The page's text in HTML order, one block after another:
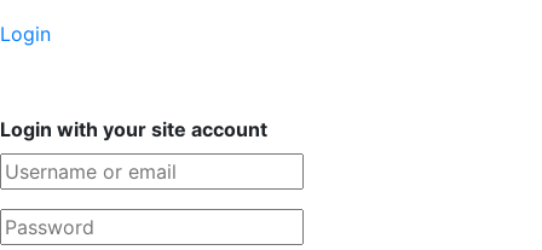
Login
Login with your site account